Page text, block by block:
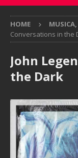
HOME
Conversations in the
John
the Dark